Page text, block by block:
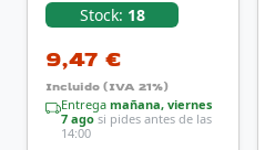
de Corriente/ Blanco
Stock: 18
9,47 €
Incluido (IVA 21%)
Entrega mañana, viernes
7 ago si pides antes de las
14:00